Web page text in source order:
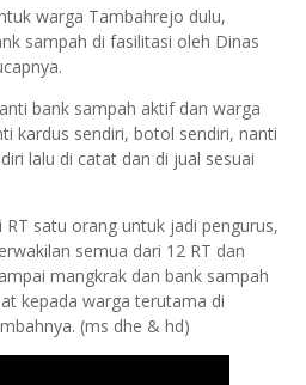
warga Tambahrejo dulu,
sampah di fasilitasi oleh Dinas
bank sampah aktif dan warga
kardus sendiri, botol sendiri, nanti
lalu di catat dan di jual sesuai
satu orang untuk jadi pengurus,
semua dari 12 RT dan
mangkrak dan bank sampah
kepada warga terutama di
(ms dhe & hd)